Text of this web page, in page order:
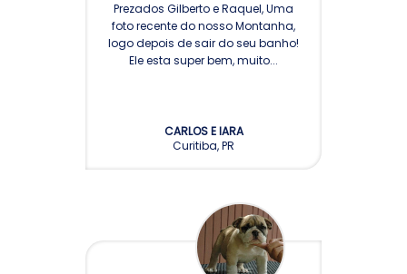
Prezados Gilberto e Raquel, Uma
foto recente do nosso Montanha,
logo depois de sair do seu banho!
Ele esta super bem, muito...
CARLOS E IARA
Curitiba, PR